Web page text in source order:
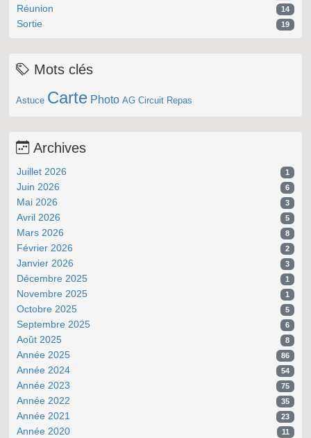
Réunion 14
Sortie 19
Mots clés
Astuce Carte Photo AG Circuit Repas
Archives
Juillet 2026 1
Juin 2026 6
Mai 2026 3
Avril 2026 5
Mars 2026 8
Février 2026 2
Janvier 2026 3
Décembre 2025 1
Novembre 2025 1
Octobre 2025 5
Septembre 2025 6
Août 2025 8
Année 2025 86
Année 2024 54
Année 2023 75
Année 2022 35
Année 2021 23
Année 2020 11